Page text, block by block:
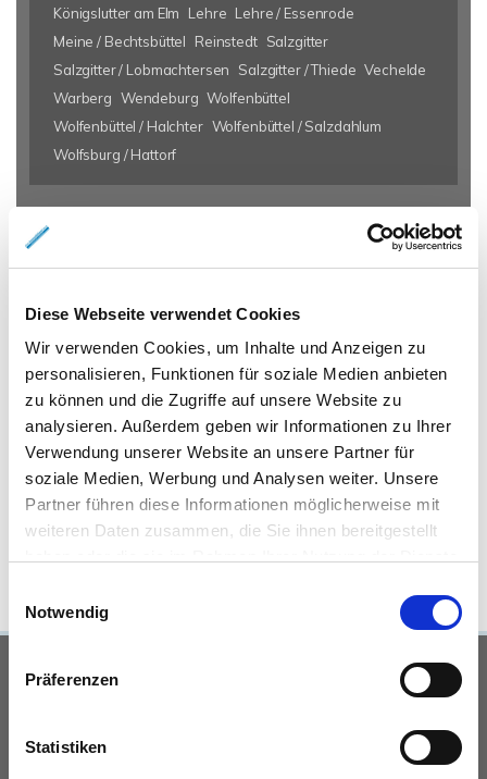
Diese Webseite verwendet Cookies
Wir verwenden Cookies, um Inhalte und Anzeigen zu
personalisieren, Funktionen für soziale Medien anbieten
zu können und die Zugriffe auf unsere Website zu
analysieren. Außerdem geben wir Informationen zu Ihrer
Verwendung unserer Website an unsere Partner für
soziale Medien, Werbung und Analysen weiter. Unsere
Partner führen diese Informationen möglicherweise mit
weiteren Daten zusammen, die Sie ihnen bereitgestellt
Notwendig
Präferenzen
Statistiken
Königslutter am Elm
Lehre Lehre / Essenrode
Meine / Bechtsbüttel
Reinstedt Salzgitter
Salzgitter / Lobmachtersen
Salzgitter / Thiede Vechelde
Warberg Wendeburg Wolfenbüttel
Wolfenbüttel / Halchter Wolfenbüttel / Salzdahlum
Wolfsburg / Hattorf
Eigentumswohnungen Braunschweig
Eigentumswohnung
Braunschweig
Immo
Braunschweig
Mietangebote Braunschweig
Mietwohnungen
Braunschweig
Reihenhaus Braunschweig
Braunschweig
Wohnung suche Braunschweig
Wohnungssuche
Braunschweig
Wohnungsanzeigen Braunschweig
Wohnung
Braunschweig
Haus Braunschweig
Häuser Braunschweig
kaufen Braunschweig
mieten Braunschweig
Braunschweig
Braunschweig
Immobilienkauf Braunschweig
Einfamilienhaus
Braunschweig
Einfamilienhäuser Braunschweig
UNSERE PARTNER &